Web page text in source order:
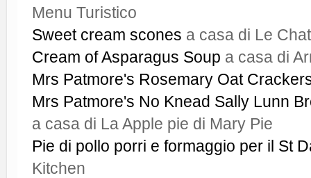
Menu Turistico
Sweet cream scones a casa di Le
Cream of Asparagus Soup a casa di
Mrs Patmore's Rosemary Oat
Mrs Patmore's No Knead Sally Lunn
a casa di La Apple pie di Mary Pie
Pie di pollo porri e formaggio per il St
Kitchen